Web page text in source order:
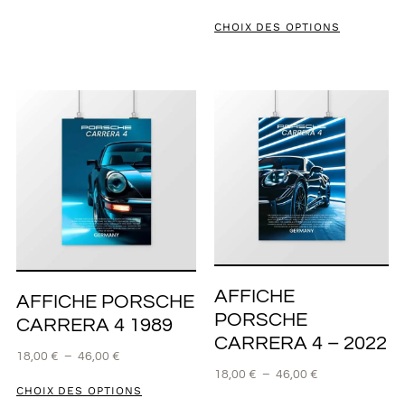
CHOIX DES OPTIONS
AFFICHE PORSCHE
CARRERA 4 1989
18,00 € – 46,00 €
CHOIX DES OPTIONS
AFFICHE
PORSCHE
CARRERA 4 – 2022
18,00 € – 46,00 €